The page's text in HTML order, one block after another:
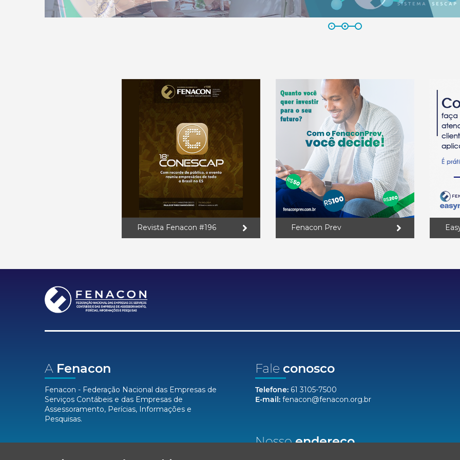
Revista Fenacon #196 Fenacon Prev
A Fenacon
Fenacon - Federação Nacional das Empresas de
Serviços Contábeis e das Empresas de
Assessoramento, Perícias, Informações e
Pesquisas.
Fale conosco
Telefone: 61 3105-7500
E-mail: fenacon@fenacon.org.br
Nossoendereço